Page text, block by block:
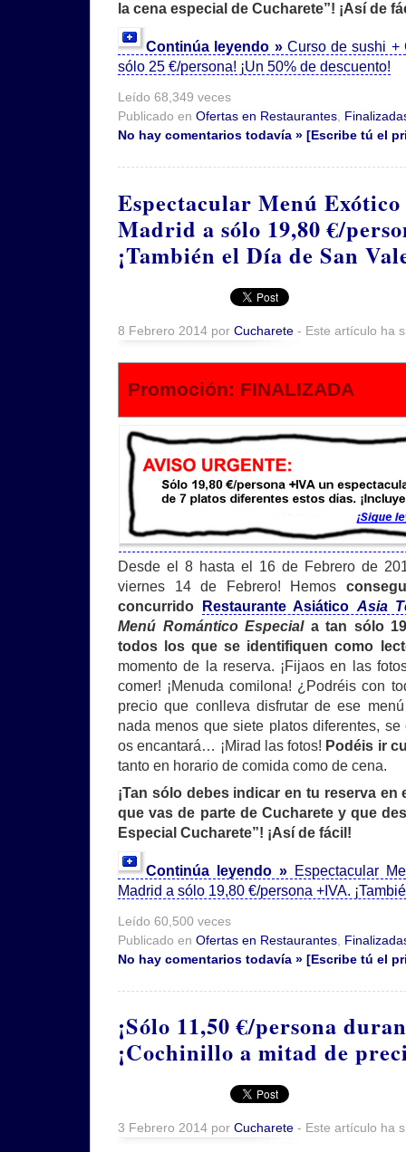
la cena especial de Cucharete”! ¡Así de
Continúa leyendo » Curso de sushi +
sólo 25 €/persona! ¡Un 50% de descuento!
Leído 68,349 veces
Publicado en Ofertas en Restaurantes
No hay comentarios todavía » [Escribe tú el
Espectacular Menú
Madrid a sólo 19,80 €/
¡También el Día de San
8 Febrero 2014 por Cucharete - Este artículo ha
Promoción: FINALIZADA
Desde el 8 hasta el 16 de Febrero de
viernes 14 de Febrero! Hemos
concurrido
Restaurante Asiático Asia
Menú Romántico Especiala tan sólo
todos los que se identifiquen como
momento de la reserva. ¡Fijaos en las
comer! ¡Menuda comilona! ¿Podréis con
precio que conlleva disfrutar de ese
nada menos que siete platos diferentes,
os encantará… ¡Mirad las fotos! Podéis ir
tanto en horario de comida como de cena.
¡Tan sólo debes indicar en tu reserva en
que vas de parte de Cucharete y que
Especial Cucharete”! ¡Así de fácil!
Continúa leyendo » Espectacular
Madrid a sólo 19,80 €/persona +IVA.
Leído 60,500 veces
Publicado en Ofertas en Restaurantes
No hay comentarios todavía » [Escribe tú el
¡Sólo 11,50 €/persona
¡Cochinillo a mitad de
3 Febrero 2014 por Cucharete - Este artículo ha